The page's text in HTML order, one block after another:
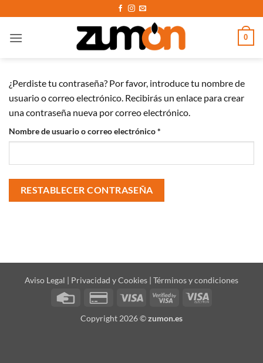
contenido
0
¿Perdiste tu contraseña? Por favor, introduce tu nombre de
usuario o correo electrónico. Recibirás un enlace para crear
una contraseña nueva por correo electrónico.
Nombre de usuario o correo electrónico*
RESTABLECER CONTRASEÑA
Aviso Legal | Privacidad y Cookies | Términos y condiciones
Credit
Credit
2
Visa
Visa
Visa
Copyright 2026 ©zumon.es